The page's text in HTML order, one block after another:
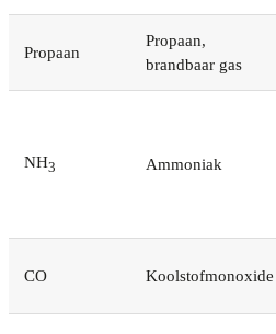
Propaan
Propaan,
brandbaar gas
NH3 Ammoniak
CO Koolstofmonoxide